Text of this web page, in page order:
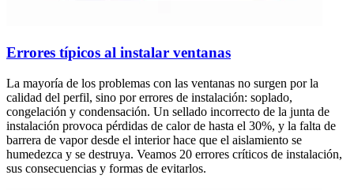
Errores típicos al instalar ventanas
La mayoría de los problemas con las ventanas no surgen por la
calidad del perfil, sino por errores de instalación: soplado,
congelación y condensación. Un sellado incorrecto de la junta de
instalación provoca pérdidas de calor de hasta el 30%, y la falta de
barrera de vapor desde el interior hace que el aislamiento se
humedezca y se destruya. Veamos 20 errores críticos de instalación,
sus consecuencias y formas de evitarlos.